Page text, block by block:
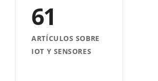
61
ARTÍCULOS SOBRE
IOT Y SENSORES